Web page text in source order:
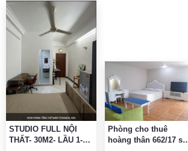
STUDIO FULL NỘI
THẤT- 30M2- LẦU 1-
Phòng cho thuê
hoàng thân 662/17 sư